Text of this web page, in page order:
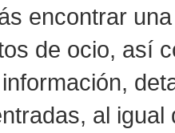
encontrar
de ocio, así
al